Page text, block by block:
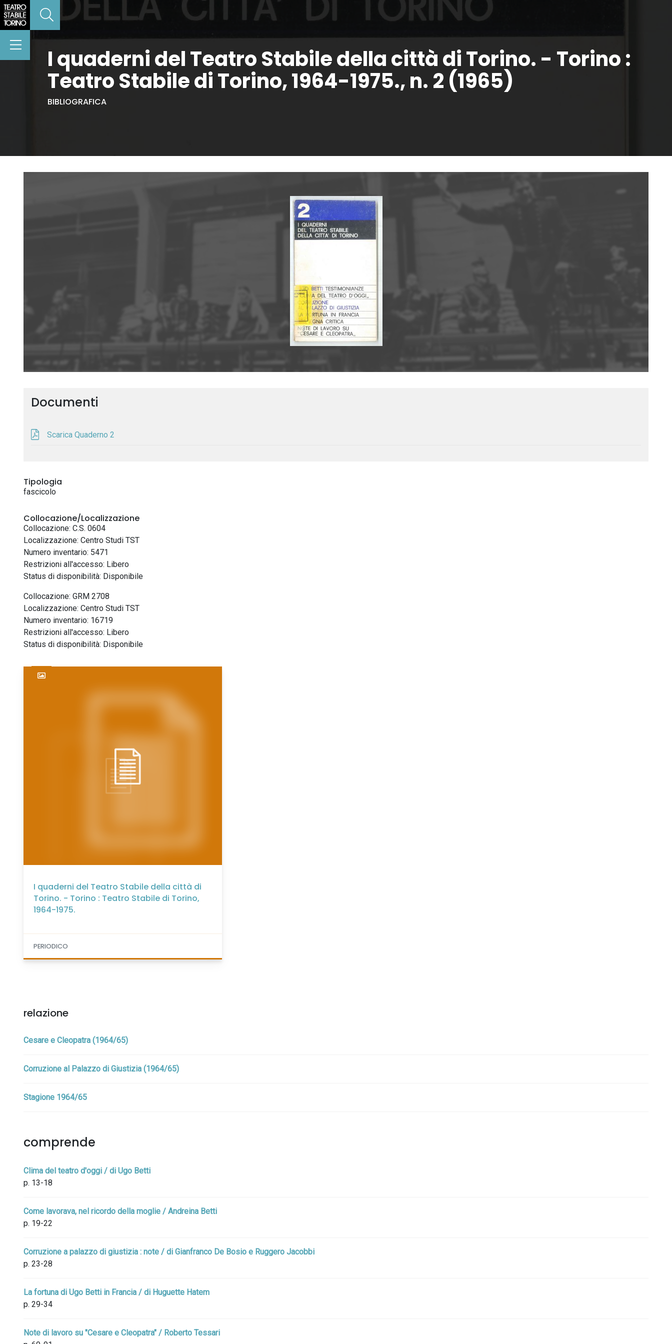
I quaderni del Teatro Stabile della città di Torino. - Torino :
Teatro Stabile di Torino, 1964-1975., n. 2 (1965)
BIBLIOGRAFICA
Documenti
Scarica Quaderno 2
Tipologia
fascicolo
Collocazione/Localizzazione
Collocazione: C.S. 0604
Localizzazione: Centro Studi TST
Numero inventario: 5471
Restrizioni all'accesso: Libero
Status di disponibilità: Disponibile
Collocazione: GRM 2708
Localizzazione: Centro Studi TST
Numero inventario: 16719
Restrizioni all'accesso: Libero
Status di disponibilità: Disponibile
I quaderni del Teatro Stabile della città di
Torino. - Torino : Teatro Stabile di Torino,
1964-1975.
PERIODICO
relazione
Cesare e Cleopatra (1964/65)
Corruzione al Palazzo di Giustizia (1964/65)
Stagione 1964/65
comprende
Clima del teatro d'oggi / di Ugo Betti
p. 13-18
Come lavorava, nel ricordo della moglie / Andreina Betti
p. 19-22
Corruzione a palazzo di giustizia : note / di Gianfranco De Bosio e Ruggero Jacobbi
p. 23-28
La fortuna di Ugo Betti in Francia / di Huguette Hatem
p. 29-34
Note di lavoro su "Cesare e Cleopatra" / Roberto Tessari